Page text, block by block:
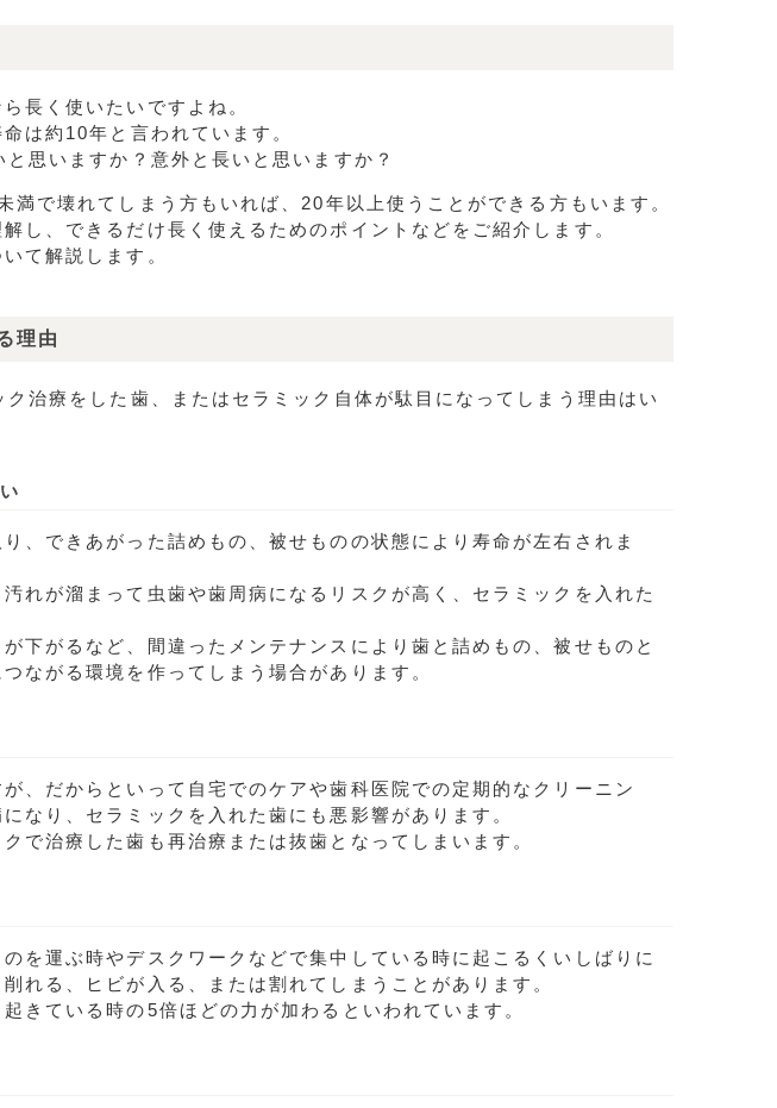
長く使いたいですよね。
は約10年と言われています。
思いますか？意外と長いと思いますか？
満で壊れてしまう方もいれば、20年以上使うことができる方もいます。
し、できるだけ長く使えるためのポイントなどをご紹介します。
て解説します。
理由
治療をした歯、またはセラミック自体が駄目になってしまう理由はい
、できあがった詰めもの、被せものの状態により寿命が左右されま
れが溜まって虫歯や歯周病になるリスクが高く、セラミックを入れた
下がるなど、間違ったメンテナンスにより歯と詰めもの、被せものと
ながる環境を作ってしまう場合があります。
、だからといって自宅でのケアや歯科医院での定期的なクリーニン
なり、セラミックを入れた歯にも悪影響があります。
で治療した歯も再治療または抜歯となってしまいます。
を運ぶ時やデスクワークなどで集中している時に起こるくいしばりに
れる、ヒビが入る、または割れてしまうことがあります。
きている時の5倍ほどの力が加わるといわれています。